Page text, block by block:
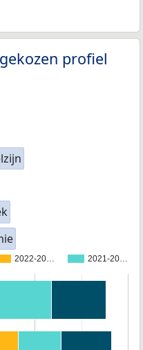
profiel
2022-20…
2021-20…